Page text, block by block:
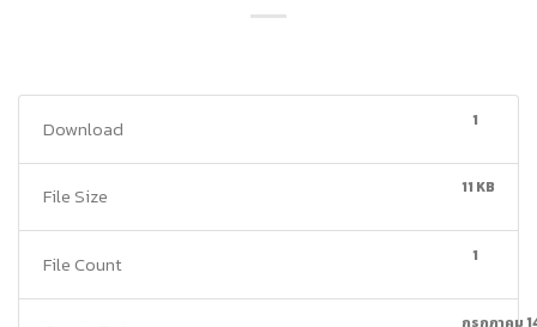
Download 1
File Size 11 KB
File Count 1
กรกฎาคม